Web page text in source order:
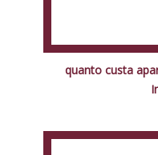
quanto custa